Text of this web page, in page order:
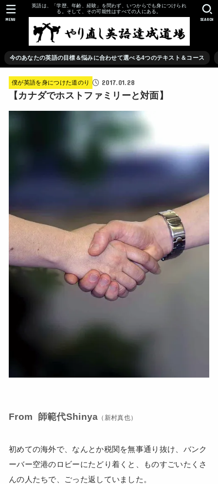
英語は、「学歴、年齢、経験」を問わず、いつからでも身につけられ
る。そして、その可能性はすべての人にある。
今のあなたの英語の目標＆悩みに合わせて選べる4つのテキスト＆コース
SEARCH
MENU
僕が英語を身につけた道のり 2017.01.28
【カナダでホストファミリーと対面】
From 師範代Shinya （新村真也）
初めての海外で、なんとか税関を無事通り抜け、バンク
ーバー空港のロビーにたどり着くと、ものすごいたくさ
んの人たちで、ごった返していました。